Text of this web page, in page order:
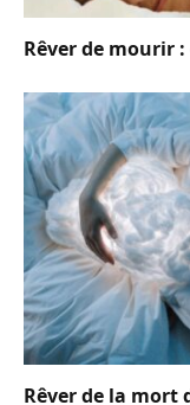
Rêver de mourir
Rêver de la mort